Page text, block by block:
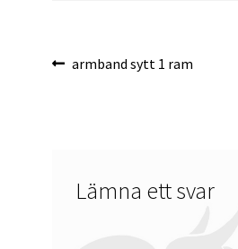
Inläggsnavigering
Föregående
armband sytt 1 ram
Lämna ett svar